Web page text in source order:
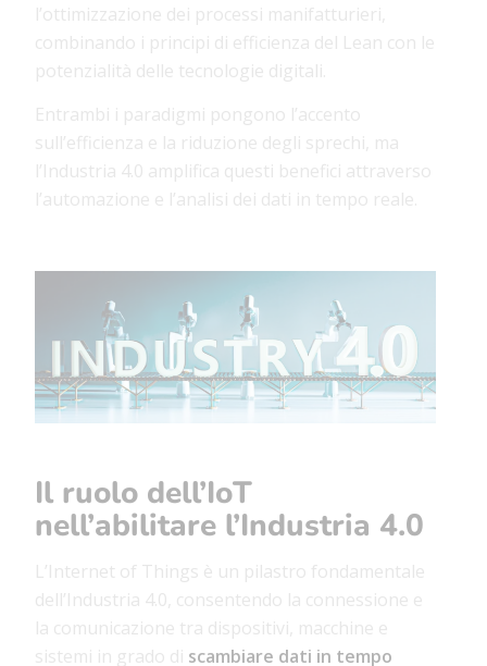
l’ottimizzazione dei processi manifatturieri,
combinando i principi di efficienza del Lean con le
potenzialità delle tecnologie digitali.
Entrambi i paradigmi pongono l’accento
sull’efficienza e la riduzione degli sprechi, ma
l’Industria 4.0 amplifica questi benefici attraverso
l’automazione e l’analisi dei dati in tempo reale.
Il ruolo dell’IoT
nell’abilitare l’Industria 4.0
L’Internet of Things è un pilastro fondamentale
dell’Industria 4.0, consentendo la connessione e
la comunicazione tra dispositivi, macchine e
sistemi in grado di scambiare dati in tempo